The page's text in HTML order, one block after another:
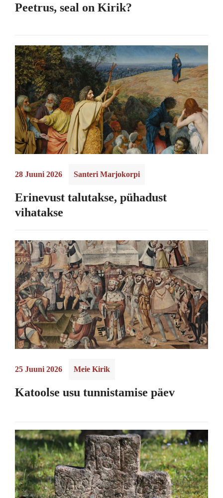
Peetrus, seal on Kirik?
28 Juuni 2026 Santeri Marjokorpi
Erinevust talutakse, pühadust
vihatakse
25 Juuni 2026 Meie Kirik
Katoolse usu tunnistamise päev